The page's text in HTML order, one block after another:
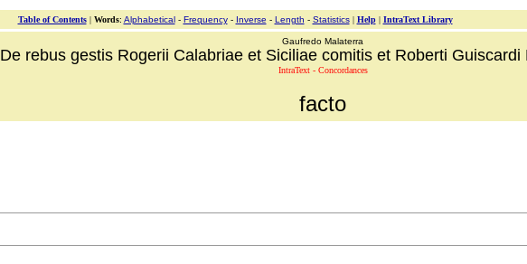
Table of Contents| Words: Alphabetical- Frequency- Inverse - Length - Statistics| Help| IntraText Library
Gaufredo Malaterra
De rebus gestis Rogerii Calabriae et Siciliae comitis et Roberti Guiscardi
IntraText - Concordances
facto